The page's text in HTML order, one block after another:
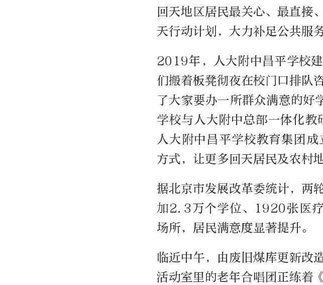
回天地区居民最关心、最直接
天行动计划，大力补足公共服务
2019年，人大附中昌平学校
们搬着板凳彻夜在校门口排队
了大家要办一所群众满意的
学校与人大附中总部一体化
人大附中昌平学校教育集团
方式，让更多回天居民及农村
据北京市发展改革委统计，两
加2.3万个学位、1920张医
场所，居民满意度显著提升。
临近中午，由废旧煤库更新改
活动室里的老年合唱团正练着